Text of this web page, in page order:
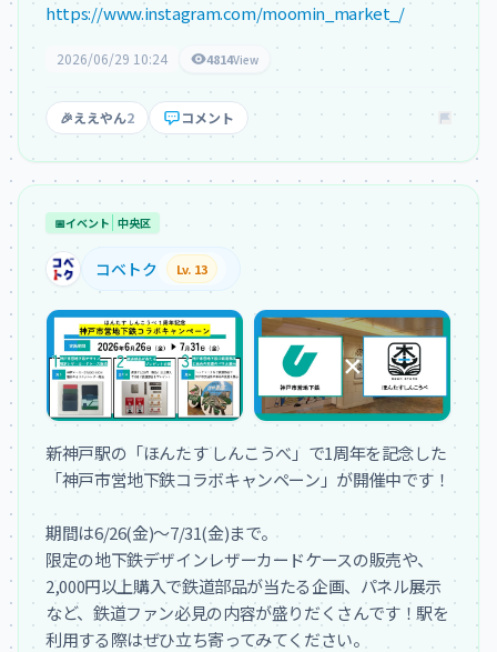
https://www.instagram.com/moomin_market_/
2026/06/29 10:24 4814View
🎉ええやん2 コメント
📅イベント 中央区
コベトク Lv. 13
新神戸駅の「ほんたす しんこうべ」で1周年を記念した
「神戸市営地下鉄コラボキャンペーン」が開催中です！
期間は6/26(金)〜7/31(金)まで。
限定の地下鉄デザインレザーカードケースの販売や、
2,000円以上購入で鉄道部品が当たる企画、パネル展示
など、鉄道ファン必見の内容が盛りだくさんです！駅を
利用する際はぜひ立ち寄ってみてください。